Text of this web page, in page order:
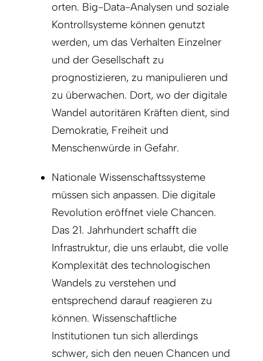
orten. Big-Data-Analysen und soziale
Kontrollsysteme können genutzt
werden, um das Verhalten Einzelner
und der Gesellschaft zu
prognostizieren, zu manipulieren und
zu überwachen. Dort, wo der digitale
Wandel autoritären Kräften dient, sind
Demokratie, Freiheit und
Menschenwürde in Gefahr.
Nationale Wissenschaftssysteme
müssen sich anpassen. Die digitale
Revolution eröffnet viele Chancen.
Das 21. Jahrhundert schafft die
Infrastruktur, die uns erlaubt, die volle
Komplexität des technologischen
Wandels zu verstehen und
entsprechend darauf reagieren zu
können. Wissenschaftliche
Institutionen tun sich allerdings
schwer, sich den neuen Chancen und